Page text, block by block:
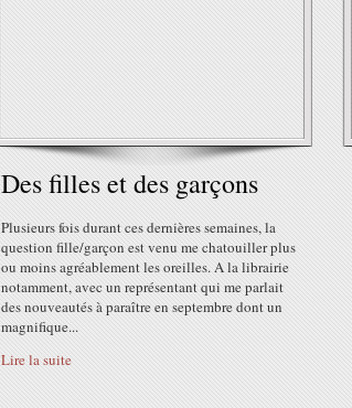
Des filles et des garçons
Plusieurs fois durant ces dernières semaines, la
question fille/garçon est venu me chatouiller plus
ou moins agréablement les oreilles. A la librairie
notamment, avec un représentant qui me parlait
des nouveautés à paraître en septembre dont un
magnifique...
Lire la suite